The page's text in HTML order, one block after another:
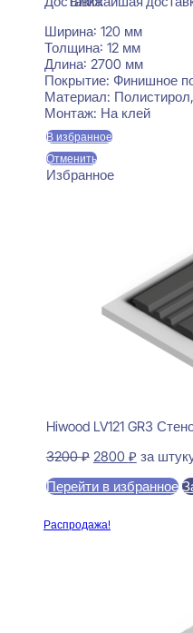
Ширина: 120 мм
Толщина: 12 мм
Длина: 2700 мм
Покрытие: Финишное
Материал:
Монтаж: На клей
В избранное
Отменить
Избранное
Hiwood LV121 GR3
3200₽
составляла
2800 ₽Текущая
2800 ₽.
за
Перейти в избранное
Распродажа!